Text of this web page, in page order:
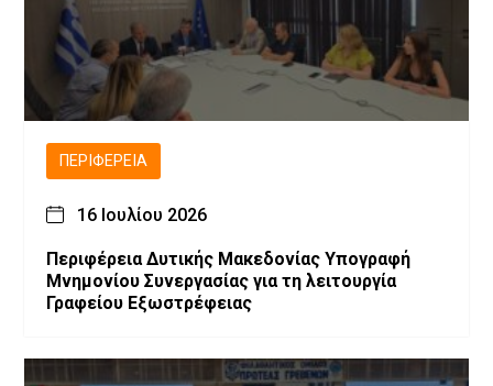
ΠΕΡΙΦΈΡΕΙΑ
16 Ιουλίου 2026
Περιφέρεια Δυτικής Μακεδονίας Υπογραφή
Μνημονίου Συνεργασίας για τη λειτουργία